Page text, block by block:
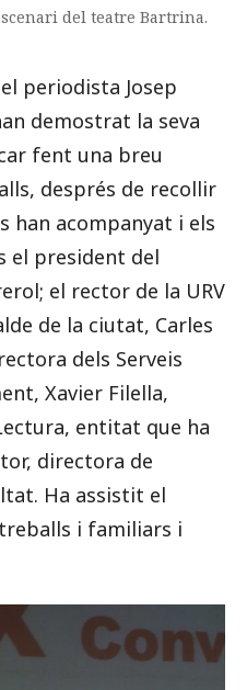
del teatre Bartrina.
periodista Josep
demostrat la seva
fent una breu
després de recollir
han acompanyat i els
el president del
el rector de la URV
de la ciutat, Carles
dels Serveis
Xavier Filella,
entitat que ha
directora de
Ha assistit el
i familiars i